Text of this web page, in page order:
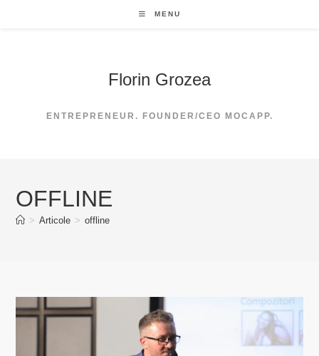
MENU
Florin Grozea
ENTREPRENEUR. FOUNDER/CEO MOCAPP.
OFFLINE
> Articole > offline